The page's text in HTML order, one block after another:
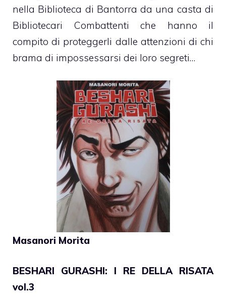
nella Biblioteca di Bantorra da una casta di
Bibliotecari Combattenti che hanno il
compito di proteggerli dalle attenzioni di chi
brama di impossessarsi dei loro segreti…
Masanori Morita
BESHARI GURASHI: I RE DELLA RISATA
vol.3